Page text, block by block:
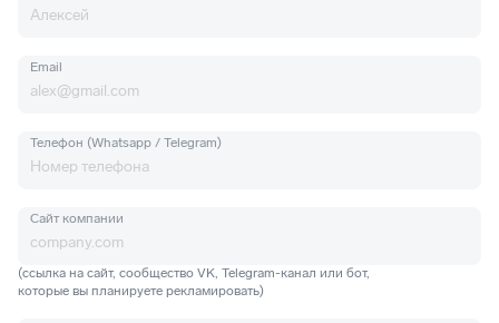
Email
Телефон (Whatsapp / Telegram)
Сайт компании
(ссылка на сайт, сообщество VK, Telegram-канал или бот,
которые вы планируете рекламировать)